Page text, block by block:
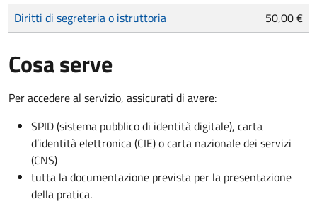
Tipo di pagamento
Importo
Diritti di segreteria o istruttoria 50,00 €
Cosa serve
Per accedere al servizio, assicurati di avere:
SPID (sistema pubblico di identità digitale), carta
d’identità elettronica (CIE) o carta nazionale dei servizi
(CNS)
tutta la documentazione prevista per la presentazione
della pratica.